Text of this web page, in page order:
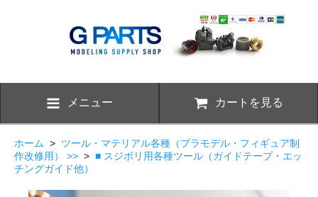
メニュー カートを見る
ホーム > ツール・マテリアル各種（プラモデル・フィギュア制
作改修用） >> > ■ スジボリ用各種ツール（ガイドテープ・エッ
チングガイド他）